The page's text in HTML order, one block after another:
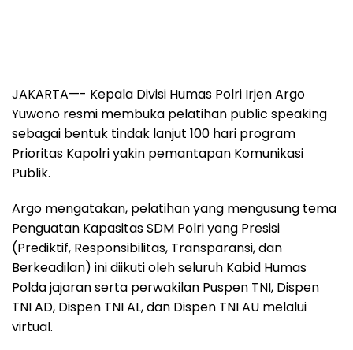
JAKARTA—- Kepala Divisi Humas Polri Irjen Argo
Yuwono resmi membuka pelatihan public speaking
sebagai bentuk tindak lanjut 100 hari program
Prioritas Kapolri yakin pemantapan Komunikasi
Publik.
Argo mengatakan, pelatihan yang mengusung tema
Penguatan Kapasitas SDM Polri yang Presisi
(Prediktif, Responsibilitas, Transparansi, dan
Berkeadilan) ini diikuti oleh seluruh Kabid Humas
Polda jajaran serta perwakilan Puspen TNI, Dispen
TNI AD, Dispen TNI AL, dan Dispen TNI AU melalui
virtual.